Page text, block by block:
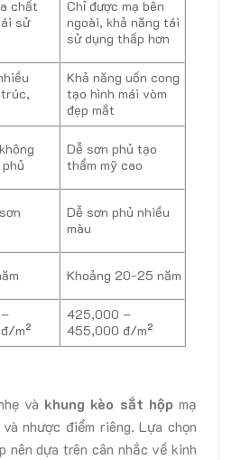
chất
sử
Chỉ được mạ bên
ngoài, khả năng tái
sử dụng thấp hơn
Khả năng uốn cong
tạo hình mái vòm
đẹp mắt
Dễ sơn phủ tạo
thẩm mỹ cao
Dễ sơn phủ nhiều
màu
Khoảng 20-25 năm
m²
425,000 –
455,000 đ/m²
và khung kèo sắt hộp mạ
nhược điểm riêng. Lựa chọn
nên dựa trên cân nhắc về kinh